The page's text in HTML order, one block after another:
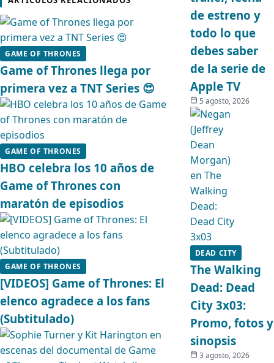
GAME OF THRONES
Game of Thrones llega por
primera vez a TNT Series 😍
GAME OF THRONES
HBO celebra los 10 años de
Game of Thrones con
maratón de episodios
GAME OF THRONES
[VIDEOS] Game of Thrones: El
elenco agradece a los fans
(Subtitulado)
de estreno y
todo lo que
debes saber
de la serie de
Apple TV
5 agosto, 2026
DEAD CITY
The Walking
Dead: Dead
City 3x03:
Promo, fotos y
sinopsis
3 agosto, 2026